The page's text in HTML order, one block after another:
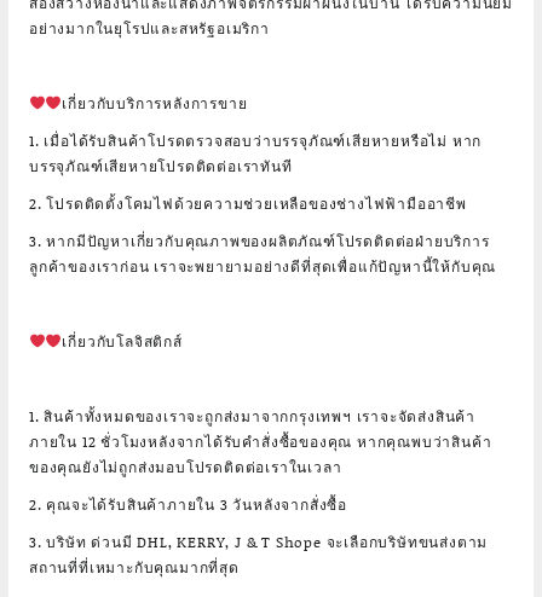
อย่างมากในยุโรปและสหรัฐอเมริกา
เกี่ยวกับบริการหลังการขาย
1. เมื่อได้รับสินค้าโปรดตรวจสอบว่าบรรจุภัณฑ์เสียหายหรือไม่ หาก
บรรจุภัณฑ์เสียหายโปรดติดต่อเราทันที
2. โปรดติดตั้งโคมไฟด้วยความช่วยเหลือของช่างไฟฟ้ามืออาชีพ
3. หากมีปัญหาเกี่ยวกับคุณภาพของผลิตภัณฑ์โปรดติดต่อฝ่ายบริการ
ลูกค้าของเราก่อน เราจะพยายามอย่างดีที่สุดเพื่อแก้ปัญหานี้ให้กับคุณ
เกี่ยวกับโลจิสติกส์
1. สินค้าทั้งหมดของเราจะถูกส่งมาจากกรุงเทพฯ เราจะจัดส่งสินค้า
ภายใน 12 ชั่วโมงหลังจากได้รับคำสั่งซื้อของคุณ หากคุณพบว่าสินค้า
ของคุณยังไม่ถูกส่งมอบโปรดติดต่อเราในเวลา
2. คุณจะได้รับสินค้าภายใน 3 วันหลังจากสั่งซื้อ
3. บริษัท ด่วนมี DHL, KERRY, J & T Shope จะเลือกบริษัทขนส่งตาม
สถานที่ที่เหมาะกับคุณมากที่สุด